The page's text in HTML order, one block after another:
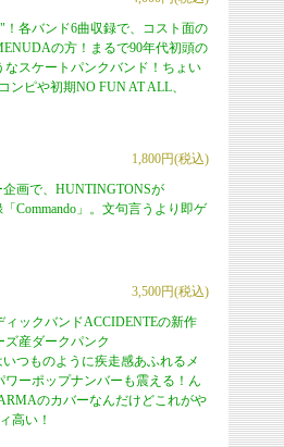
！各バンド6曲収録で、コスト面の
の方！まるで90年代初頭の
スケートパンクバンド！ちょい
ンピや初期NO FUN AT ALL、
1,800円(税込)
企画で、HUNTINGTONSが
Commando」。文句言うより即ゲ
3,500円(税込)
ックバンドACCIDENTEの新作
産ダークパンク
つものように疾走感あふれるメ
ーポップナンバーも震える！ん
のカバーなんだけどこれがや
高い！